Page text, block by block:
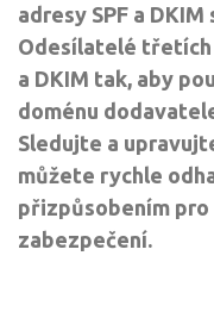
adresy SPF a
Odesílatelé třetích
a DKIM tak, aby
doménu
Sledujte a
můžete rychle
přizpůsobením
zabezpečení.